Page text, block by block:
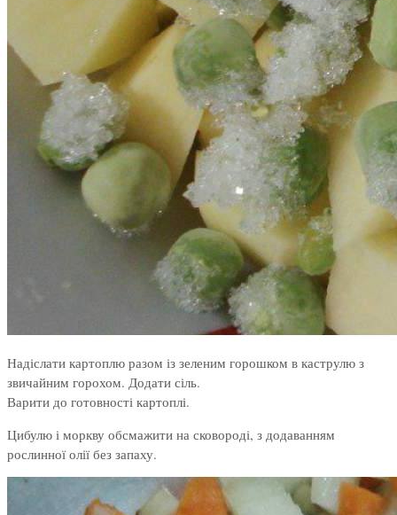
Надіслати картоплю разом із зеленим горошком в каструлю з
звичайним горохом. Додати сіль.
Варити до готовності картоплі.
Цибулю і моркву обсмажити на сковороді, з додаванням
рослинної олії без запаху.